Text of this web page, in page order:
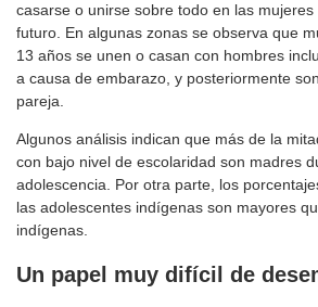
casarse o unirse sobre todo en las
futuro. En algunas zonas se observa que
13 años se unen o casan con hombres
a causa de embarazo, y posteriormente
pareja.
Algunos análisis indican que más de la
con bajo nivel de escolaridad son madres
adolescencia. Por otra parte, los
las adolescentes indígenas son mayores
indígenas.
Un papel muy difícil de